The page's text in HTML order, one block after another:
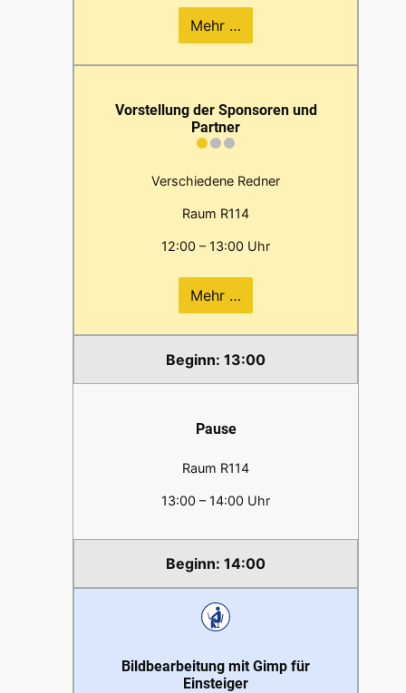
Mehr …
Vorstellung der Sponsoren und
Partner
Verschiedene Redner
Raum R114
12:00 – 13:00 Uhr
Mehr …
13:00
Pause
Raum R114
13:00 – 14:00 Uhr
14:00
Bildbearbeitung mit Gimp für
Einsteiger